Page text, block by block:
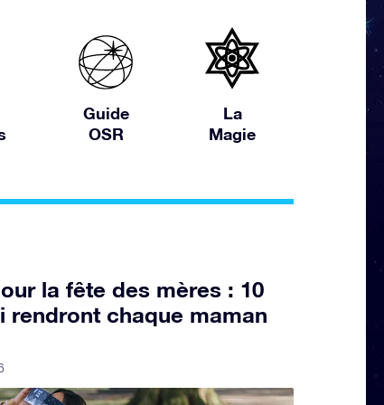
Guide
OSR
La
Magie
la fête des mères : 10
rendront chaque maman